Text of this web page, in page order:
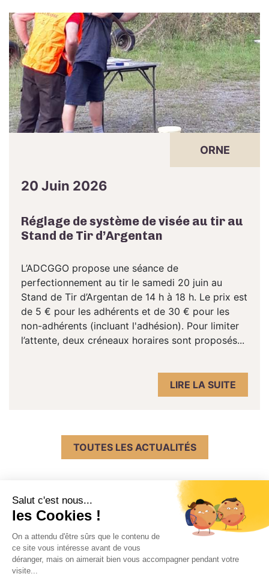
ORNE
20 Juin 2026
Réglage de système de visée au tir au
Stand de Tir d’Argentan
L’ADCGGO propose une séance de
perfectionnement au tir le samedi 20 juin au
Stand de Tir d’Argentan de 14 h à 18 h. Le prix est
de 5 € pour les adhérents et de 30 € pour les
non-adhérents (incluant l'adhésion). Pour limiter
l’attente, deux créneaux horaires sont proposés...
LIRE LA SUITE
TOUTES LES ACTUALITÉS